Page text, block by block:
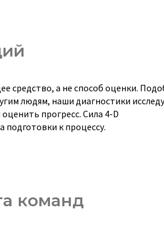
средство, а не способ оценки.
людям, наши диагностики
прогресс. Сила 4-D
к процессу.
команд